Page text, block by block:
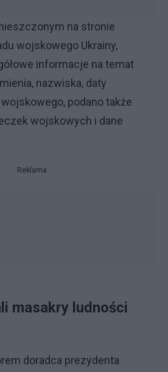
na stronie
wojskowego Ukrainy,
informacje na temat
nazwiska, daty
podano także
wojskowych i dane
Reklama
masakry ludności
doradca prezydenta